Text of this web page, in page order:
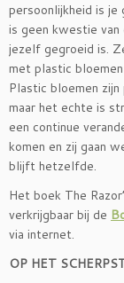
persoonlijkheid is je
is geen kwestie
jezelf gegroeid is.
met plastic
Plastic bloemen zijn
maar het echte is
een continue
komen en zij gaan
blijft hetzelfde.
Het boek The
verkrijgbaar bij de
via internet.
OP HET